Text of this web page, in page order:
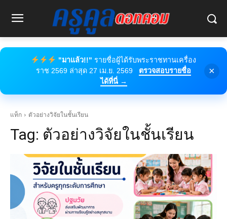
"มาแล้ว!!" รายชื่อผู้ได้รับพระราชทานเครื่อง
ราช 2569 ล่าสุด 27 เม.ย. 2569
ตรวจสอบรายชื่อ
ได้ที่นี่ →
×
แท็ก ตัวอย่างวิจัยในชั้นเรียน
Tag: ตัวอย่างวิจัยในชั้นเรียน